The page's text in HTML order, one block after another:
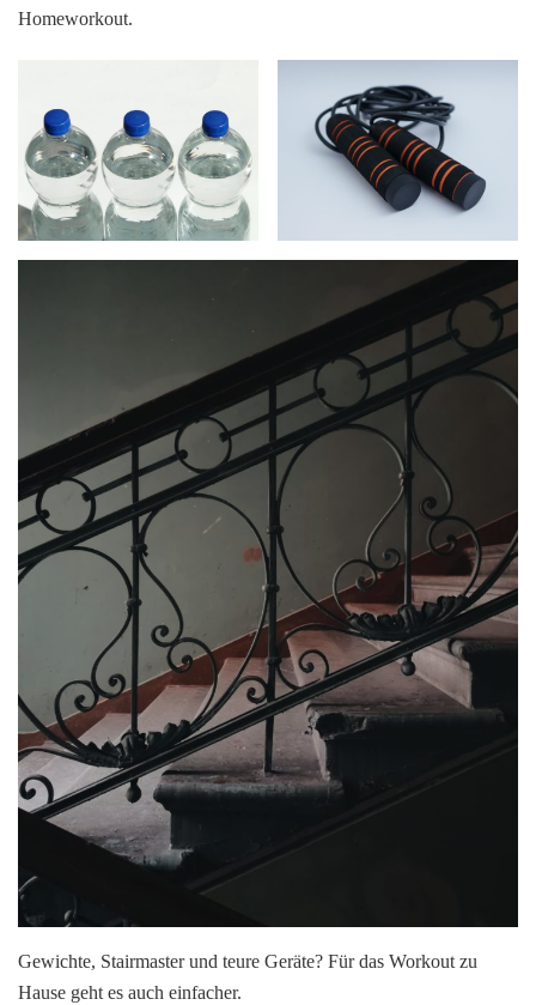
Homeworkout.
Gewichte, Stairmaster und teure Geräte? Für das Workout zu
Hause geht es auch einfacher.